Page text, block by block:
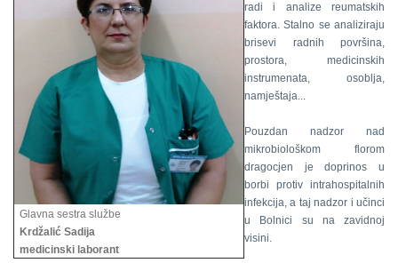
Glavna sestra službe
Krdžalić Sadija
medicinski laborant
radi i analize reumatskih
faktora. Stalno se analiziraju
brisevi radnih površina,
prostora, medicinskih
instrumenata, osoblja,
namještaja...
Pouzdan nadzor nad
mikrobiološkom florom
dragocjen je doprinos u
borbi protiv intrahospitalnih
infekcija, a taj nadzor i učinci
u Bolnici su na zavidnoj
visini.